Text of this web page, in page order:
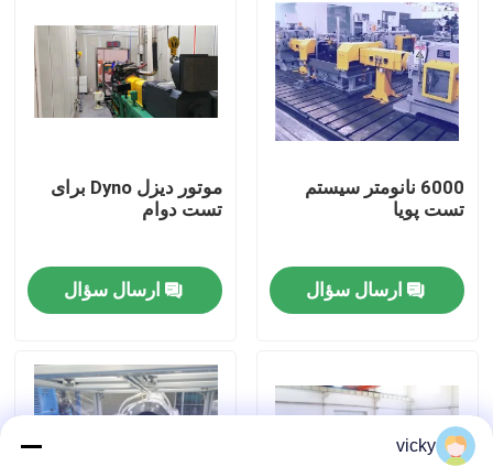
بازدید از کارخانه
کنترل کیفیت
تماس با ما
پرونده ها
گشتاور دینامومتر
دینامومتر با سرعت بالا
6000 نانومتر سیستم
تست پویا
ارسال سؤال
موتور دیزل Dyno برای
تست دوام
ارسال سؤال
vicky